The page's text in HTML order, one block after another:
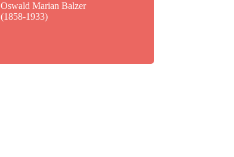
Oswald Marian Balzer
(1858-1933)